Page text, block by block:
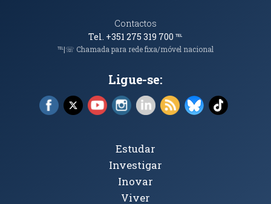
Contactos
Tel. +351 275 319 700℡
℡|☏ Chamada para rede fixa/móvel nacional
Ligue-se:
Facebook (abre em nova janela)
X (abre em nova janela)
YouTube (abre em nova janela)
Instagram (abre em nova janela)
LinkedIn (abre em nova
RSS (abre em nova
Bluesky (abre
TikTok
Tópicos Principais
Estudar
Investigar
Inovar
Viver